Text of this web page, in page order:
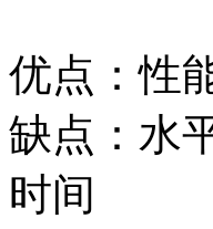
优点：性
缺点：水
时间